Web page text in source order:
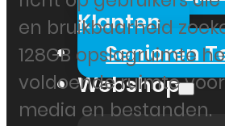
Klanten
Senioren
Webshop
en bruikbaarheid
128GB opslagruimte
voldoende ruimte
media en bestanden.